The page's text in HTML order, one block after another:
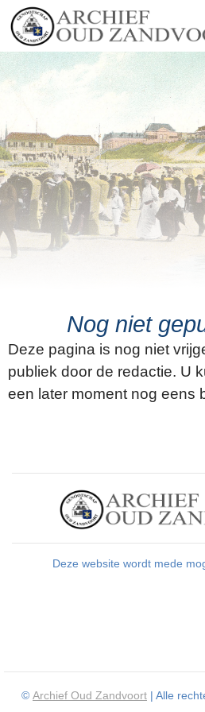
Nog niet
Deze pagina is nog niet
publiek door de redactie. U
een later moment nog eens
Deze website wordt mede
© Archief Oud Zandvoort | Alle